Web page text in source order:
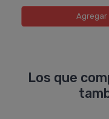
Agregar
Los que